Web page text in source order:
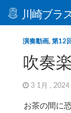
川崎ブラ
演奏動画, 第12
吹奏
3 1月 , 2024
お茶の間に